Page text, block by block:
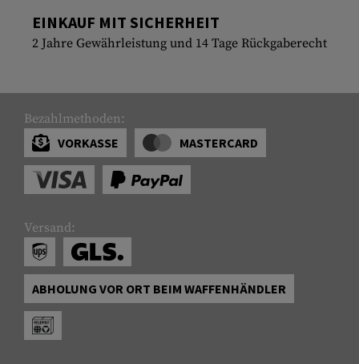
EINKAUF MIT SICHERHEIT
2 Jahre Gewährleistung und 14 Tage Rückgaberecht
Bezahlmethoden:
VORKASSE
MASTERCARD
Versand:
ABHOLUNG VOR ORT BEIM WAFFENHÄNDLER